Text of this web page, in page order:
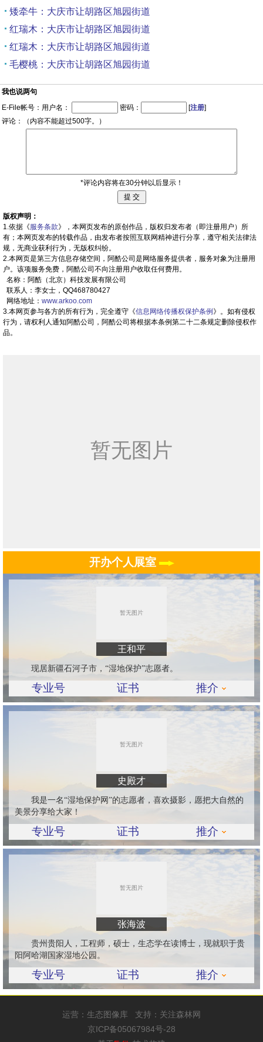
矮牵牛：大庆市让胡路区旭园街道
红瑞木：大庆市让胡路区旭园街道
红瑞木：大庆市让胡路区旭园街道
毛樱桃：大庆市让胡路区旭园街道
我也说两句
E-File帐号：用户名：
密码： [注册]
评论：（内容不能超过500字。）
*评论内容将在30分钟以后显示！
版权声明：
1.依据《服务条款》，本网页发布的原创作品，版权归发布者（即注册用户）所
有；本网页发布的转载作品，由发布者按照互联网精神进行分享，遵守相关法律法
规，无商业获利行为，无版权纠纷。
2.本网页是第三方信息存储空间，阿酷公司是网络服务提供者，服务对象为注册用
户。该项服务免费，阿酷公司不向注册用户收取任何费用。
名称：阿酷（北京）科技发展有限公司
联系人：李女士，QQ468780427
网络地址： www.arkoo.com
3.本网页参与各方的所有行为，完全遵守《信息网络传播权保护条例 》。如有侵权
行为，请权利人通知阿酷公司，阿酷公司将根据本条例第二十二条规定删除侵权作
品。
开办个人展室
王和平
现居新疆石河子市，“湿地保护”志愿者。
专业号 证书 推介
史殿才
我是一名“湿地保护网”的志愿者，喜欢摄影，愿把大自然的
美景分享给大家！
专业号 证书 推介
张海波
贵州贵阳人，工程师，硕士，生态学在读博士，现就职于贵
阳阿哈湖国家湿地公园。
专业号 证书 推介
运营： 生态图像库 支持： 关注森林网
京ICP备05067984号-28